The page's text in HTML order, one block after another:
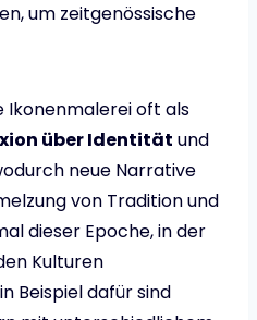
um zeitgenössische
Ikonenmalerei oft als
über Identität und
neue Narrative
von Tradition und
dieser Epoche, in der
Kulturen
Beispiel dafür sind